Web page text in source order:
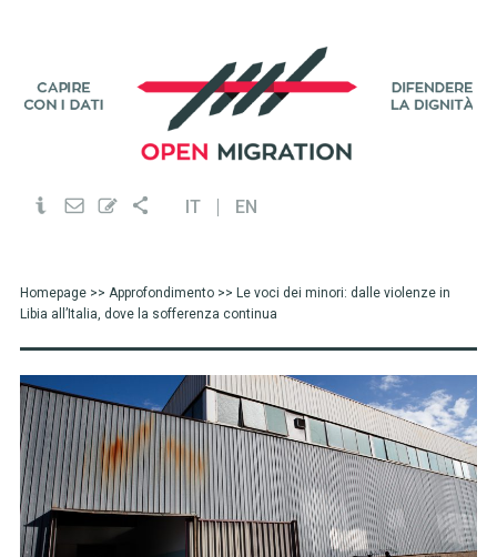
IT EN
Homepage>> Approfondimento>> Le voci dei minori: dalle violenze in
Libia all’Italia, dove la sofferenza continua